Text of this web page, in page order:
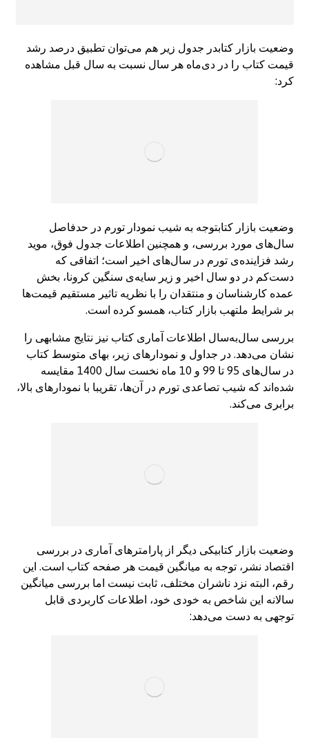
وضعیت بازار کتابدر جدول زیر هم می‌توان تطبیق درصد رشد
قیمت کتاب را در دی‌ماه هر سال نسبت به سال قبل مشاهده
کرد:
وضعیت بازار کتابتوجه به شیب نمودار تورم در حد‌فاصل
سال‌های مورد بررسی، و همچنین اطلاعات جدول فوق، موید
رشد فزاینده‌ی تورم در سال‌های اخیر است؛ اتفاقی که
دست‌کم در دو سال اخیر و زیر سایه‌ی سنگین کرونا، بخش
عمده کارشناسان و منتقدان را با نظریه تاثیر مستقیم قیمت‌ها
بر شرایط ملتهب بازار کتاب، همسو کرده است.
بررسی سال‌به‌سال اطلاعات آماری کتاب نیز نتایج مشابهی را
نشان می‌دهد. در جداول و نمودارهای زیر، بهای متوسط کتاب
در سال‌های 95 تا 99 و 10 ماه نخست سال 1400 مقایسه
شده‌اند که شیب تصاعدی تورم در آن‌ها، تقریبا با نمودارهای بالا،
برابری می‌کند.
وضعیت بازار کتابیکی دیگر از پارامترهای آماری در بررسی
اقتصاد نشر، توجه به میانگین قیمت هر صفحه کتاب است. این
رقم، البته نزد ناشران مختلف، ثابت نیست اما بررسی میانگین
سالانه این شاخص به خودی خود، اطلاعات کاربردی قابل
توجهی به دست می‌دهد: